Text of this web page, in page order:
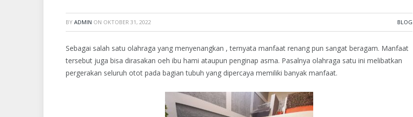
BY ADMIN ON OKTOBER 31, 2022 BLOG
Sebagai salah satu olahraga yang menyenangkan , ternyata manfaat renang pun sangat beragam. Manfaat
tersebut juga bisa dirasakan oeh ibu hami ataupun penginap asma. Pasalnya olahraga satu ini melibatkan
pergerakan seluruh otot pada bagian tubuh yang dipercaya memiliki banyak manfaat.